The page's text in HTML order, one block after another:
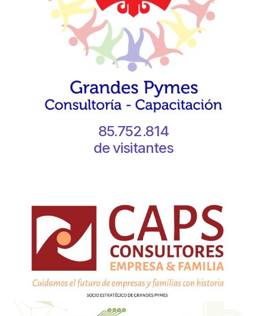
85.752.814
de visitantes